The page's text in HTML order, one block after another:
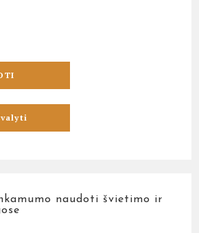
naudoti švietimo ir